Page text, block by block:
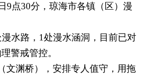
30分，琼海市各镇（区）漫
水路，1处漫水涵洞，目前已对
警戒管控。
渊桥），安排专人值守，用拖